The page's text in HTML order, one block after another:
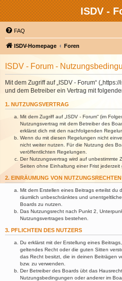
ISDV -
FAQ
ISDV-Homepage Foren
ISDV - Forum -
Mit dem Zugriff auf „ISDV - Forum“
und dem Betreiber ein Vertrag mit
1. NUTZUNGSVERTRAG
Mit dem Zugriff auf „ISDV - Forum“ (im
Nutzungsvertrag mit dem Betreiber des
erklärst dich mit den nachfolgenden
Wenn du mit diesen Regelungen nicht
nicht weiter nutzen. Für die Nutzung des
veröffentlichten Regelungen.
Der Nutzungsvertrag wird auf unbestimmte
Seiten ohne Einhaltung einer Frist jederzeit
2. EINRÄUMUNG VON NUTZUNGSRECHTEN
Mit dem Erstellen eines Beitrags erteilst du
räumlich unbeschränktes und
Boards zu nutzen.
Das Nutzungsrecht nach Punkt 2,
Nutzungsvertrages bestehen.
3. PFLICHTEN DES NUTZERS
Du erklärst mit der Erstellung eines
geltendes Recht oder die guten Sitten
das Recht besitzt, die in deinen Beiträgen
bzw. zu verwenden.
Der Betreiber des Boards übt das
Nutzungsbedingungen oder anderer im